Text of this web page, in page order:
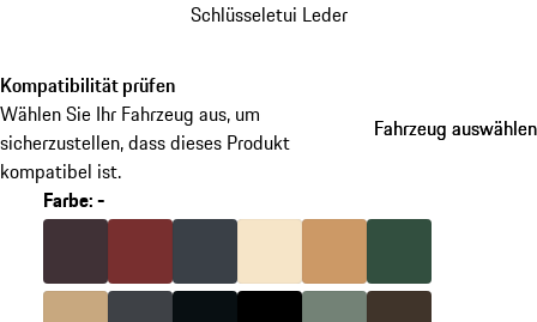
Schlüsseletui Leder
Kompatibilität prüfen
Wählen Sie Ihr Fahrzeug aus, um
sicherzustellen, dass dieses Produkt
kompatibel ist.
Fahrzeug auswählen
Fahrzeug auswählen
Farbe:-
überspringen
Farbe brombeer
Farbe bordeauxrot
Farbe graphitblau
Farbe crema
Farbe luxorbeige
Farbe islandgrün
mojavebeige
Farbe schiefergrau
Farbe basaltschwarz
Farbe schwarz
Farbe agavengrün
Farbe sattelbraun